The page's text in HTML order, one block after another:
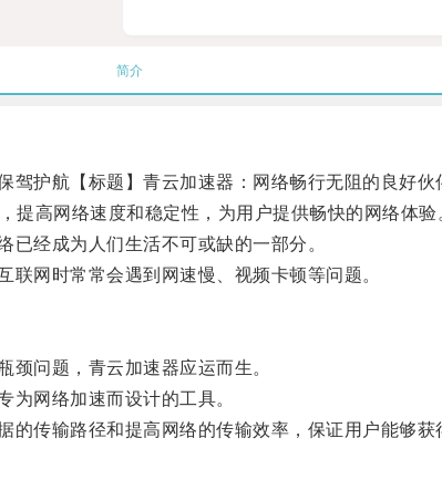
简介
护航【标题】青云加速器：网络畅行无阻的良好伙
提高网络速度和稳定性，为用户提供畅快的网络体验
经成为人们生活不可或缺的一部分。
网时常常会遇到网速慢、视频卡顿等问题。
问题，青云加速器应运而生。
网络加速而设计的工具。
传输路径和提高网络的传输效率，保证用户能够获